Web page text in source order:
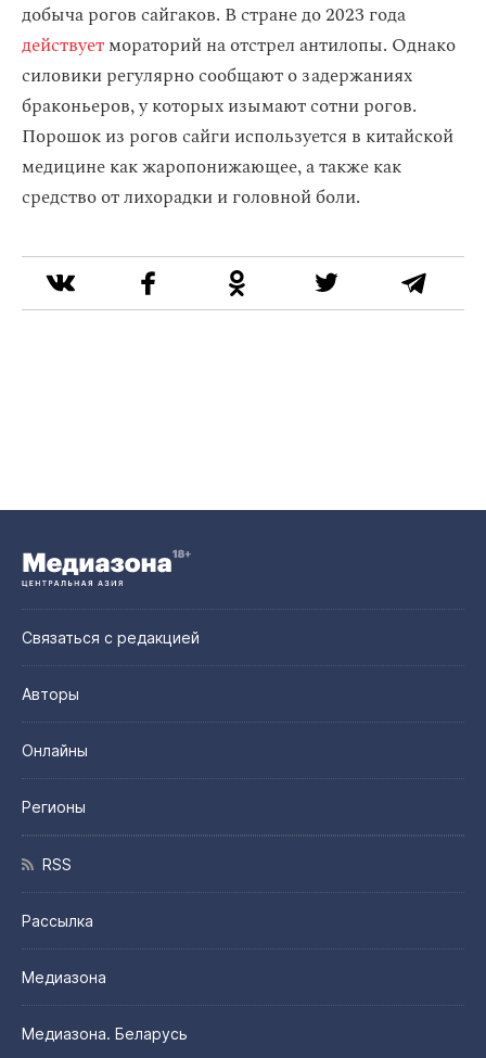
добыча рогов сайгаков. В стране до 2023 года
действуетмораторий на отстрел антилопы. Однако
силовики регулярно сообщают о задержаниях
браконьеров, у которых изымают сотни рогов.
Порошок из рогов сайги используется в китайской
медицине как жаропонижающее, а также как
средство от лихорадки и головной боли.
Связаться с редакцией
Авторы
Онлайны
Регионы
RSS
Рассылка
Медиазона
Медиазона. Беларусь